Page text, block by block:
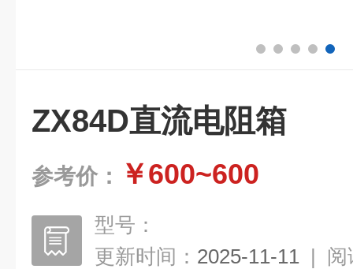
ZX84D直流电阻箱
参考价： ￥600~600
型号：
更新时间： 2025-11-11 | 阅